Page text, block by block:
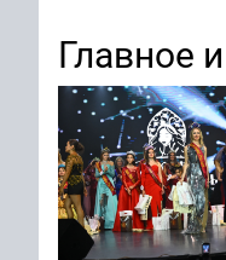
Главное